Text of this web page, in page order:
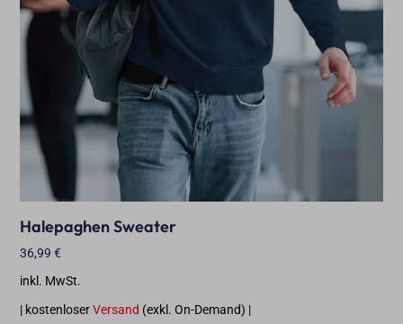
Halepaghen Sweater
36,99€
inkl. MwSt.
| kostenloserVersand (exkl. On-Demand) |